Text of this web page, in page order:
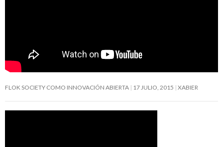
FLOK SOCIETY COMO INNOVACIÓN ABIERTA 17 JULIO, 2015 XABIER